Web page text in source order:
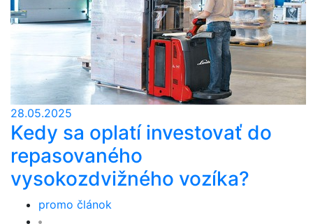
28.05.2025
Kedy sa oplatí investovať do
repasovaného
vysokozdvižného vozíka?
promo článok